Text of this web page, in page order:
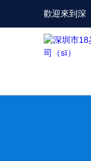
歡迎來到深